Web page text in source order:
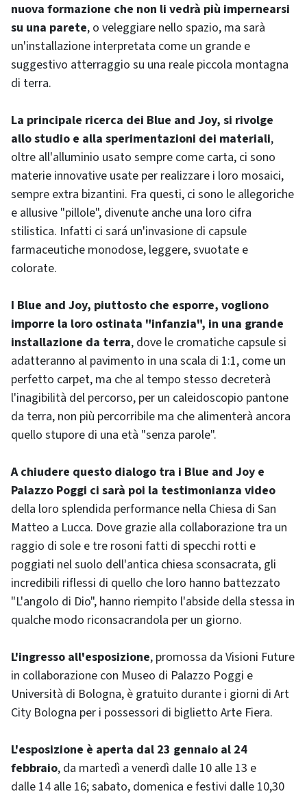
nuova formazione che non li vedrà più impernearsi
su una parete, o veleggiare nello spazio, ma sarà
un'installazione interpretata come un grande e
suggestivo atterraggio su una reale piccola montagna
di terra.
La principale ricerca dei Blue and Joy, si rivolge
allo studio e alla sperimentazioni dei materiali,
oltre all'alluminio usato sempre come carta, ci sono
materie innovative usate per realizzare i loro mosaici,
sempre extra bizantini. Fra questi, ci sono le allegoriche
e allusive "pillole", divenute anche una loro cifra
stilistica. Infatti ci sará un'invasione di capsule
farmaceutiche monodose, leggere, svuotate e
colorate.
I Blue and Joy, piuttosto che esporre, vogliono
imporre la loro ostinata "infanzia", in una grande
installazione da terra, dove le cromatiche capsule si
adatteranno al pavimento in una scala di 1:1, come un
perfetto carpet, ma che al tempo stesso decreterà
l'inagibilità del percorso, per un caleidoscopio pantone
da terra, non più percorribile ma che alimenterà ancora
quello stupore di una età "senza parole".
A chiudere questo dialogo tra i Blue and Joy e
Palazzo Poggi ci sarà poi la testimonianza video
della loro splendida performance nella Chiesa di San
Matteo a Lucca. Dove grazie alla collaborazione tra un
raggio di sole e tre rosoni fatti di specchi rotti e
poggiati nel suolo dell'antica chiesa sconsacrata, gli
incredibili riflessi di quello che loro hanno battezzato
"L'angolo di Dio", hanno riempito l'abside della stessa in
qualche modo riconsacrandola per un giorno.
L'ingresso all'esposizione, promossa da Visioni Future
in collaborazione con Museo di Palazzo Poggi e
Università di Bologna, è gratuito durante i giorni di Art
City Bologna per i possessori di biglietto Arte Fiera.
L'esposizione è aperta dal 23 gennaio al 24
febbraio, da martedì a venerdì dalle 10 alle 13 e
dalle 14 alle 16; sabato, domenica e festivi dalle 10,30